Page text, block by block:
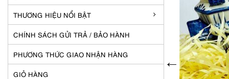
THƯƠNG HIỆU NỔI BẬT
CHÍNH SÁCH GỬI TRẢ / BẢO HÀNH
PHƯƠNG THỨC GIAO NHẬN HÀNG
GIỎ HÀNG